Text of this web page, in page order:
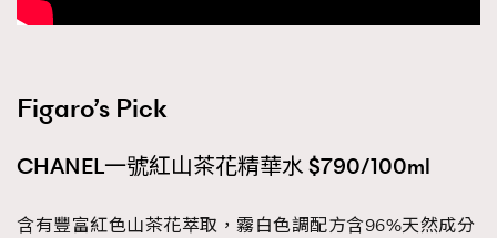
Figaro’s Pick
CHANEL一號紅山茶花精華水 $790/100ml
含有豐富紅色山茶花萃取，霧白色調配方含96%天然成分